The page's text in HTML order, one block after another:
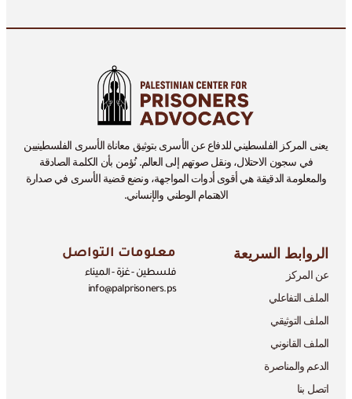
يعنى المركز الفلسطيني للدفاع عن الأسرى بتوثيق معاناة الأسرى الفلسطينيين
في سجون الاحتلال، ونقل صوتهم إلى العالم. نُؤمن بأن الكلمة الصادقة
والمعلومة الدقيقة هي أقوى أدوات المواجهة، ونضع قضية الأسرى في صدارة
الاهتمام الوطني والإنساني.
الروابط السريعة
عن المركز
الملف التفاعلي
الملف التوثيقي
الملف القانوني
الدعم والمناصرة
اتصل بنا
معلومات التواصل
فلسطين - غزة - الميناء
info@palprisoners.ps